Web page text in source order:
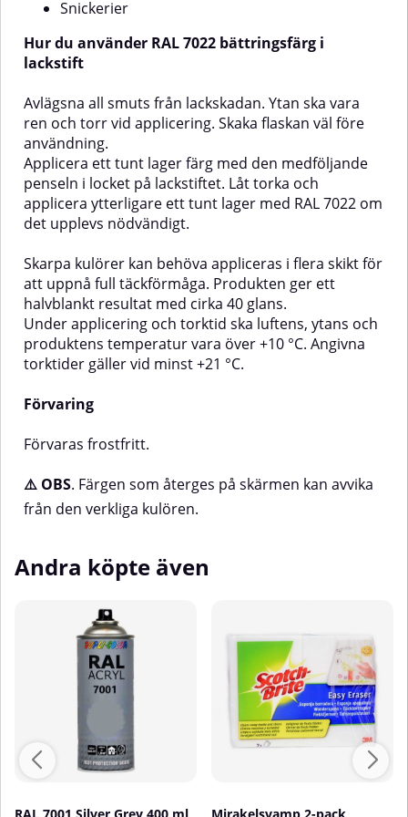
flera tunna lager. Skaka
sprayburken igen innan du
applicerar nästa lager.Efter
användning, rengör ventilen
tryck in munstycket i cirka 5
sekunder).Torktiden beror på
omgivningstemperaturen,
luftfuktigheten och den
applicerade lackens tjocklek.OBS -
färgen som återges från skärmen
kan avvika från den verkliga
kulören.
beställas i metallic-kulörer (t.ex.
RAL Effect).
Snickerier
Hur du använder RAL 7022 bättringsfärg i
lackstift
Avlägsna all smuts från lackskadan. Ytan ska vara
ren och torr vid applicering. Skaka flaskan väl före
användning.
Applicera ett tunt lager färg med den medföljande
penseln i locket på lackstiftet. Låt torka och
applicera ytterligare ett tunt lager med RAL 7022 om
det upplevs nödvändigt.
Skarpa kulörer kan behöva appliceras i flera skikt för
att uppnå full täckförmåga. Produkten ger ett
halvblankt resultat med cirka 40 glans.
Under applicering och torktid ska luftens, ytans och
produktens temperatur vara över +10 °C. Angivna
torktider gäller vid minst +21 °C.
Förvaring
Förvaras frostfritt.
⚠️ OBS. Färgen som återges på skärmen kan avvika
från den verkliga kulören.
Andra köpte även